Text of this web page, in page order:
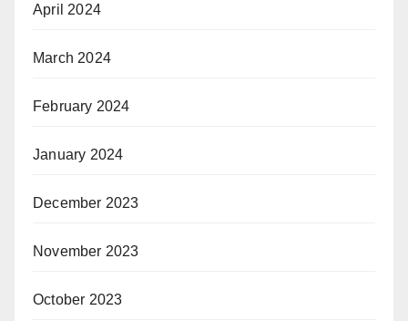
April 2024
March 2024
February 2024
January 2024
December 2023
November 2023
October 2023